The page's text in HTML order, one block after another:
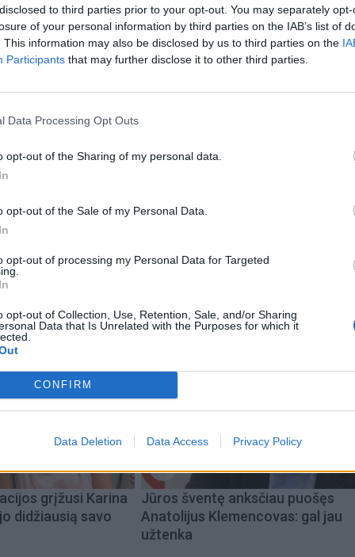
to third parties prior to your opt-out. You may separately
of your personal information by third parties on the IAB’s list of
This information may also be disclosed by us to third parties on the
Participants that may further disclose it to other third parties.
Data Processing Opt Outs
opt-out of the Sharing of my personal data.
opt-out of the Sale of my Personal Data.
opt-out of processing my Personal Data for Targeted
opt-out of Collection, Use, Retention, Sale, and/or Sharing
Data that Is Unrelated with the Purposes for which it
CONFIRM
Data Deletion Data Access Privacy Policy
bendruomenės aktyvistė tradiciškai demokratų
apygardoje. Ji nepailsdama ragino amerikiečių
JAV gyventojų, eiti prie balsadėžių. Kaip savanorė ji
yra dvi demokratės, kovoje dėl vietų Atstovų
Trumpo respublikonus ir taip prisidėjusios prie to, kad
grįžusi Karina
didžiausią savo
Jūros šventę anksčiau puošęs
Anatolijus Klemencovas: gal jau
užtenka